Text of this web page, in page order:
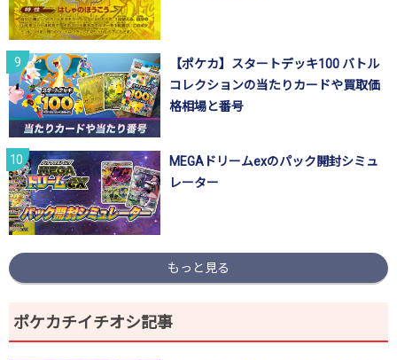
【ポケカ】スタートデッキ100 バトル
コレクションの当たりカードや買取価
格相場と番号
MEGAドリームexのパック開封シミュ
レーター
もっと見る
ポケカチイチオシ記事